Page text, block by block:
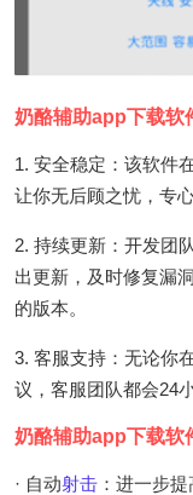
奶酪辅助app下载软
1. 安全稳定：该软件
让你无后顾之忧，专
2. 持续更新：开发团
出更新，及时修复漏
的版本。
3. 客服支持：无论你
议，客服团队都会24
奶酪辅助app下载软
· 自动射击 ：进一步